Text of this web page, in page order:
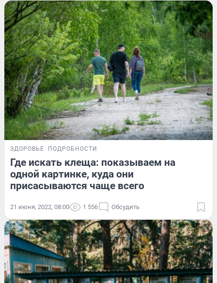
ЗДОРОВЬЕ ПОДРОБНОСТИ
Где искать клеща: показываем на
одной картинке, куда они
присасываются чаще всего
21 июня, 2022, 08:00 1 556 Обсудить